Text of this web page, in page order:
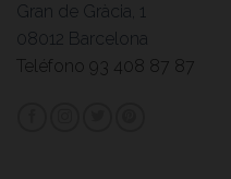
Gran de Gràcia, 1
08012 Barcelona
Teléfono 93 408 87 87